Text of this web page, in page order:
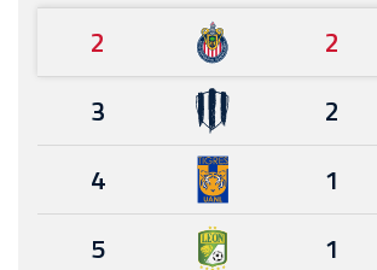
2
2
3
2
4
1
5
1